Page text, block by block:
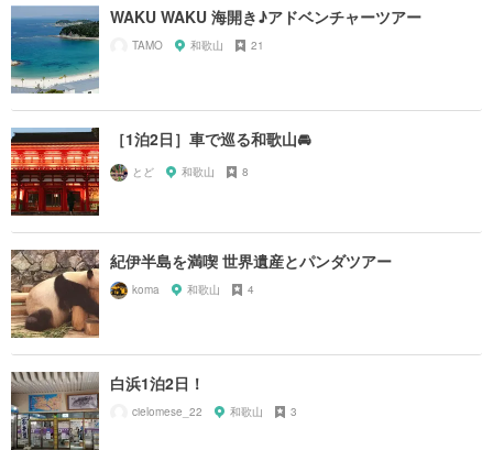
WAKU WAKU 海開き♪アドベンチャーツアー
TAMO 和歌山 21
［1泊2日］車で巡る和歌山🚘
とど 和歌山 8
紀伊半島を満喫 世界遺産とパンダツアー
koma 和歌山 4
白浜1泊2日！
cielomese_22 和歌山 3